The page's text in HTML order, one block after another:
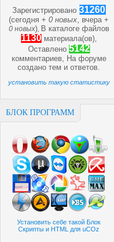
Зарегистрировано 31260
(сегодня +0 новых, вчера +
0 новых) В каталоге файлов
1130 материала(ов),
Оставлено 5142
комментариев, На форуме
созданотем иответов.
установить такую статистику
БЛОК ПРОГРАММ
Установить себе такой Блок
Скрипты и HTML для uCOz